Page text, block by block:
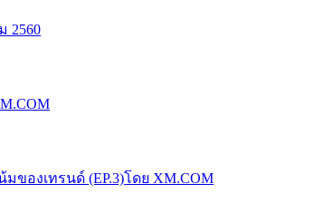
2560
องเทรนด์ (EP.3)โดย XM.COM